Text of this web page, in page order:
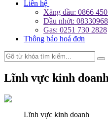
Liên hệ
Xăng dầu: 0866
Dầu nhớt:
Gas: 0251 730 2828
Thông báo hoá đơn
Lĩnh vực kinh doanh
Lĩnh vực kinh doanh